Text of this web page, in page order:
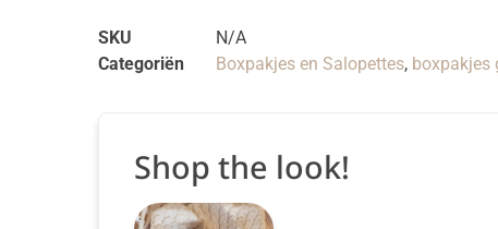
SKU
N/A
Categoriën
Boxpakjes en Salopettes, boxpakjes
Shop the look!